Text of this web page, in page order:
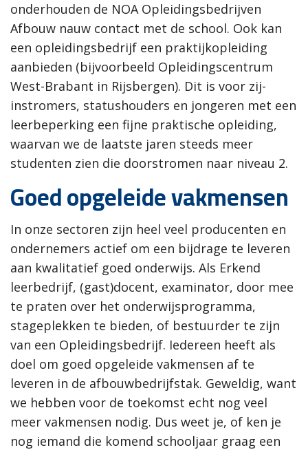
onderhouden de NOA Opleidingsbedrijven
Afbouw nauw contact met de school. Ook kan
een opleidingsbedrijf een praktijkopleiding
aanbieden (bijvoorbeeld Opleidingscentrum
West-Brabant in Rijsbergen). Dit is voor zij-
instromers, statushouders en jongeren met een
leerbeperking een fijne praktische opleiding,
waarvan we de laatste jaren steeds meer
studenten zien die doorstromen naar niveau 2.
Goed opgeleide vakmensen
In onze sectoren zijn heel veel producenten en
ondernemers actief om een bijdrage te leveren
aan kwalitatief goed onderwijs. Als Erkend
leerbedrijf, (gast)docent, examinator, door mee
te praten over het onderwijsprogramma,
stageplekken te bieden, of bestuurder te zijn
van een Opleidingsbedrijf. Iedereen heeft als
doel om goed opgeleide vakmensen af te
leveren in de afbouwbedrijfstak. Geweldig, want
we hebben voor de toekomst echt nog veel
meer vakmensen nodig. Dus weet je, of ken je
nog iemand die komend schooljaar graag een